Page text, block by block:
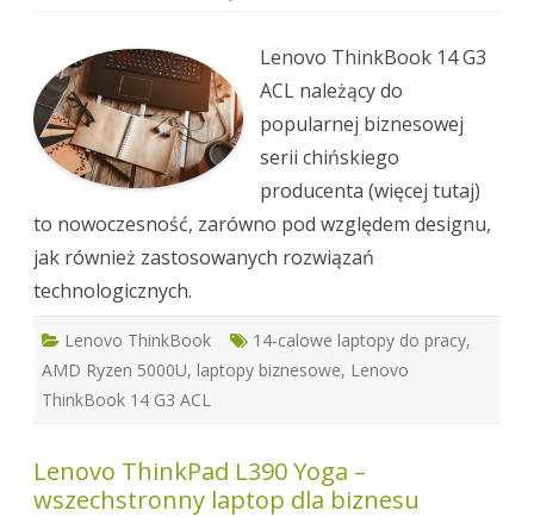
biznesowy
14
G3
ACL
z
procesorem
Ryzen
5000U
Lenovo ThinkBook 14 G3
ACL należący do
popularnej biznesowej
serii chińskiego
producenta (więcej tutaj)
to nowoczesność, zarówno pod względem designu,
jak również zastosowanych rozwiązań
technologicznych.
Lenovo ThinkBook 14-calowe laptopy do pracy,
AMD Ryzen 5000U, laptopy biznesowe, Lenovo
ThinkBook 14 G3 ACL
Lenovo ThinkPad L390 Yoga –
wszechstronny laptop dla biznesu